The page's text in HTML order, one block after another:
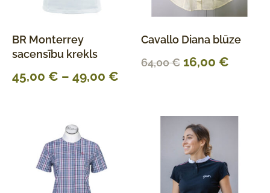
BR Monterrey
sacensību krekls
45,00 € – 49,00 €
Cavallo Diana blūze
64,00€ 16,00 €